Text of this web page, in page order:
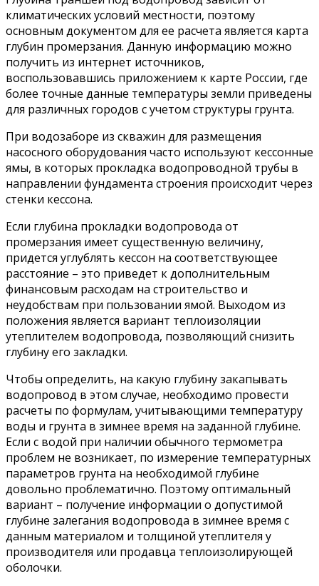
климатических условий местности, поэтому
основным документом для ее расчета является карта
глубин промерзания. Данную информацию можно
получить из интернет источников,
воспользовавшись приложением к карте России, где
более точные данные температуры земли приведены
для различных городов с учетом структуры грунта.
При водозаборе из скважин для размещения
насосного оборудования часто используют кессонные
ямы, в которых прокладка водопроводной трубы в
направлении фундамента строения происходит через
стенки кессона.
Если глубина прокладки водопровода от
промерзания имеет существенную величину,
придется углублять кессон на соответствующее
расстояние – это приведет к дополнительным
финансовым расходам на строительство и
неудобствам при пользовании ямой. Выходом из
положения является вариант теплоизоляции
утеплителем водопровода, позволяющий снизить
глубину его закладки.
Чтобы определить, на какую глубину закапывать
водопровод в этом случае, необходимо провести
расчеты по формулам, учитывающими температуру
воды и грунта в зимнее время на заданной глубине.
Если с водой при наличии обычного термометра
проблем не возникает, по измерение температурных
параметров грунта на необходимой глубине
довольно проблематично. Поэтому оптимальный
вариант – получение информации о допустимой
глубине залегания водопровода в зимнее время с
данным материалом и толщиной утеплителя у
производителя или продавца теплоизолирующей
оболочки.